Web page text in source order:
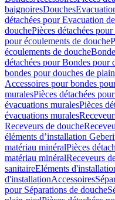
baignoiresDouches
détachées pour Evacuation
douchePièces détachées
pour écoulements de douche
écoulements de douche
détachées pour Bondes pour
bondes pour douches de
Accessoires pour bondes
muralesPièces détachées
évacuations muralesPièces
évacuations murales
Receveurs de douche
éléments d’installation
matériau minéralPièces
matériau minéralReceveurs
sanitaireEléments
d'installationAccessoires
pour Séparations de douche